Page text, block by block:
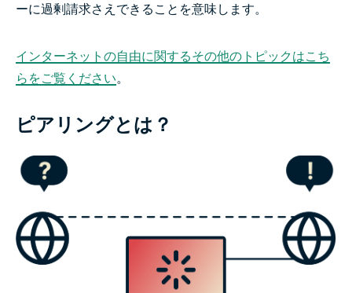
ーに過剰請求さえできることを意味します。
インターネットの自由に関するその他のトピックはこち
らをご覧ください。
ピアリングとは？